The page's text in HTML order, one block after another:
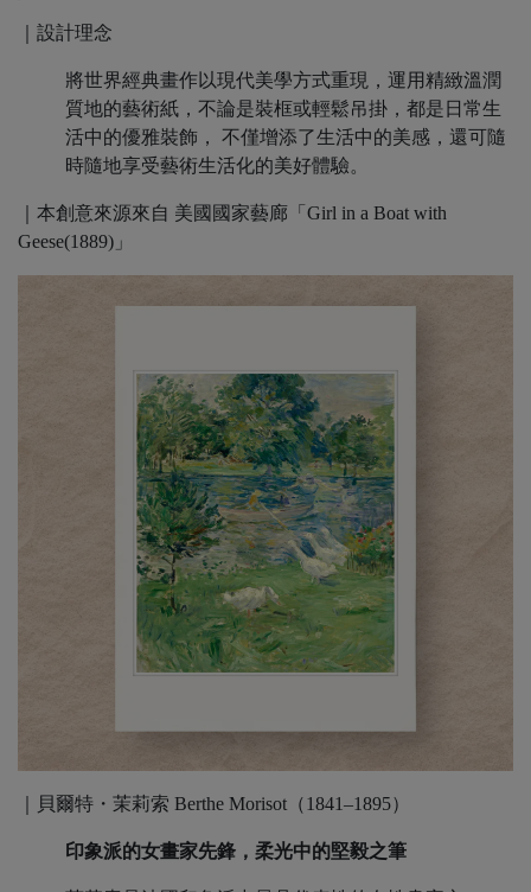
｜設計理念
將世界經典畫作以現代美學方式重現，運用精緻溫潤
質地的藝術紙，不論是裝框或輕鬆吊掛，都是日常生
活中的優雅裝飾， 不僅增添了生活中的美感，還可隨
時隨地享受藝術生活化的美好體驗。
｜本創意來源來自 美國國家藝廊「Girl in a Boat with
Geese(1889)」
｜貝爾特・茉莉索 Berthe Morisot（1841–1895）
印象派的女畫家先鋒，柔光中的堅毅之筆